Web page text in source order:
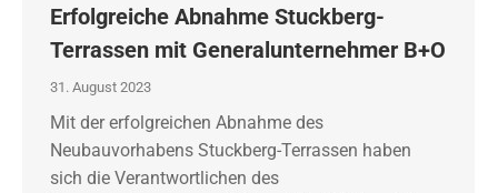
Erfolgreiche Abnahme Stuckberg-
Terrassen mit Generalunternehmer B+O
31. August 2023
Mit der erfolgreichen Abnahme des
Neubauvorhabens Stuckberg-Terrassen haben
sich die Verantwortlichen des